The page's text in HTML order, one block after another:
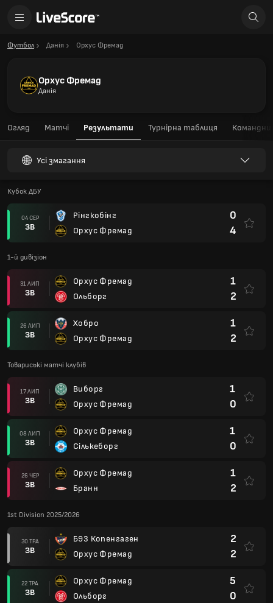
Футбол Данія Орхус Фремад
Орхус Фремад
Данія
Огляд Матчі Результати Турнірна таблиця
Усі змагання
Кубок ДБУ
04 СЕР
ЗВ
Рінгкобінг
Орхус Фремад
0
4
1-й дивізіон
31 ЛИП
ЗВ
Орхус Фремад
Ольборг
1
2
26 ЛИП
ЗВ
Хобро
Орхус Фремад
1
2
Товариські матчі клубів
17 ЛИП
ЗВ
Виборг
Орхус Фремад
1
0
08 ЛИП
ЗВ
Орхус Фремад
Сількеборг
1
0
26 ЧЕР
ЗВ
Орхус Фремад
Бранн
1
2
1st Division 2025/2026
30 ТРА
ЗВ
Б93 Копенгаген
Орхус Фремад
2
2
22 ТРА
ЗВ
Орхус Фремад
Ольборг
5
0